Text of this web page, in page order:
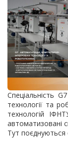
Спеціальність
технології та
технологій
автоматизовані
Тут поєднуються